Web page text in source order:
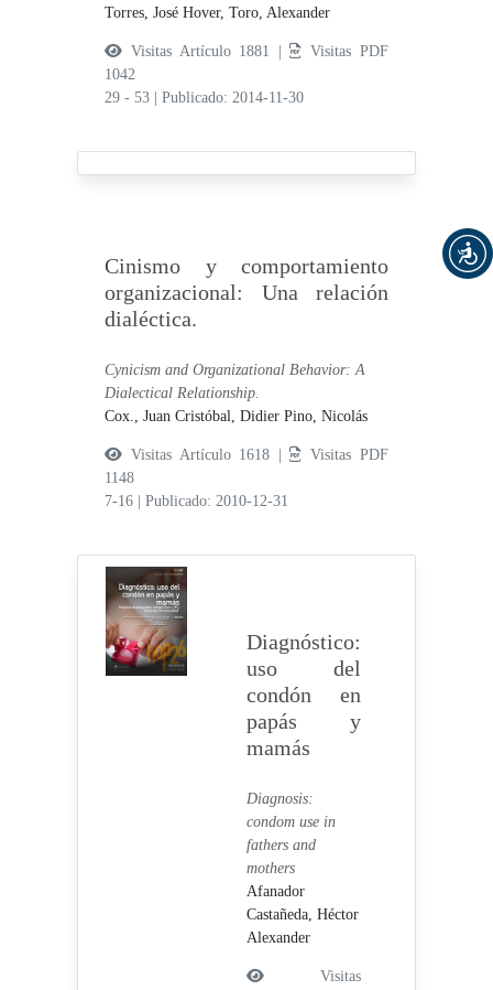
Torres, José Hover,Toro, Alexander
Visitas Artículo 1881 |
Visitas PDF
1042
29 - 53
|Publicado: 2014-11-30
Cinismo y comportamiento
organizacional: Una relación
dialéctica.
Cynicism and Organizational Behavior: A
Dialectical Relationship.
Cox., Juan Cristóbal,Didier Pino, Nicolás
Visitas Artículo 1618 |
Visitas PDF
1148
7-16
|Publicado: 2010-12-31
Diagnóstico:
uso del
condón en
papás y
mamás
Diagnosis:
condom use in
fathers and
mothers
Afanador
Castañeda, Héctor
Alexander
Visitas